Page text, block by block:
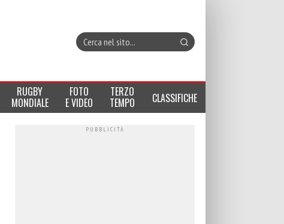
RUGBY
MONDIALE
FOTO
E VIDEO
TERZO
TEMPO CLASSIFICHE